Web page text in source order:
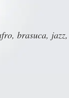
brasuca,